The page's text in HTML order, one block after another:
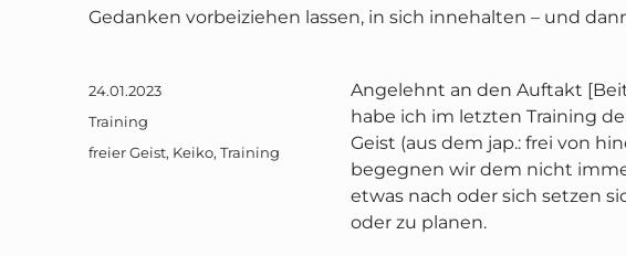
Gedanken vorbeiziehen lassen, in sich innehalten – und
Angelehnt an den Auftakt
habe ich im letzten Training
Geist (aus dem jap.: frei von
begegnen wir dem nicht
etwas nach oder sich setzen
oder zu planen.
Veröffentlicht
am
24.01.2023
Kategorien
Training
Schlagwörter
freier Geist, Keiko,Training